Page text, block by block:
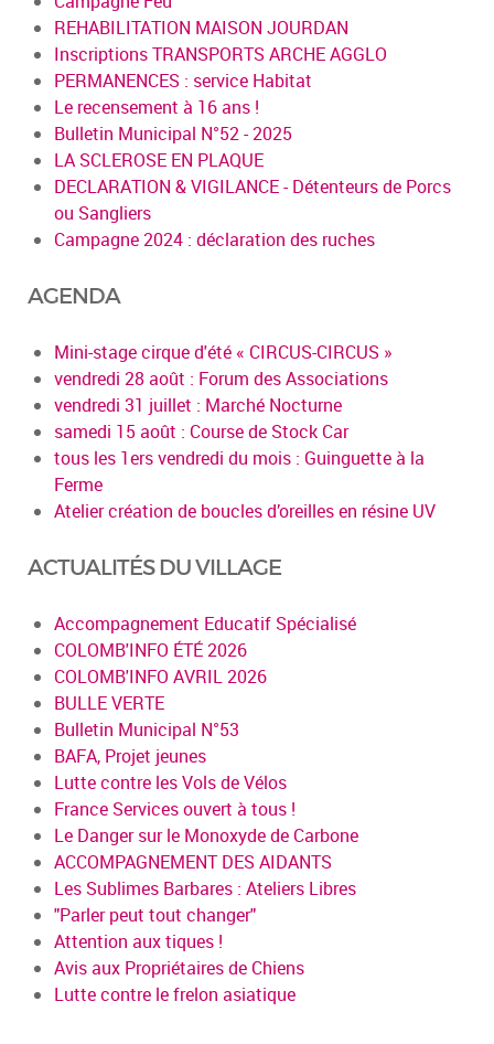
REHABILITATION MAISON JOURDAN
Inscriptions TRANSPORTS ARCHE AGGLO
PERMANENCES : service Habitat
Le recensement à 16 ans !
Bulletin Municipal N°52 - 2025
LA SCLEROSE EN PLAQUE
DECLARATION & VIGILANCE - Détenteurs de Porcs
ou Sangliers
Campagne 2024 : déclaration des ruches
AGENDA
Mini-stage cirque d'été « CIRCUS-CIRCUS »
vendredi 28 août : Forum des Associations
vendredi 31 juillet : Marché Nocturne
samedi 15 août : Course de Stock Car
tous les 1ers vendredi du mois : Guinguette à la
Ferme
Atelier création de boucles d’oreilles en résine UV
ACTUALITÉS DU VILLAGE
Accompagnement Educatif Spécialisé
COLOMB'INFO ÉTÉ 2026
COLOMB'INFO AVRIL 2026
BULLE VERTE
Bulletin Municipal N°53
BAFA, Projet jeunes
Lutte contre les Vols de Vélos
France Services ouvert à tous !
Le Danger sur le Monoxyde de Carbone
ACCOMPAGNEMENT DES AIDANTS
Les Sublimes Barbares : Ateliers Libres
"Parler peut tout changer"
Attention aux tiques !
Avis aux Propriétaires de Chiens
Lutte contre le frelon asiatique